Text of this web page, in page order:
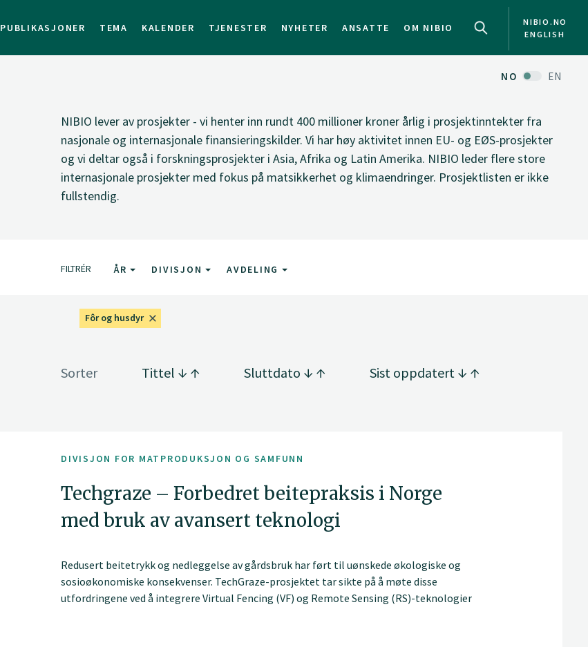
PUBLIKASJONER TEMA KALENDER TJENESTER NYHETER ANSATTE OM NIBIO
NIBIO.NO
ENGLISH
NO EN
NIBIO lever av prosjekter - vi henter inn rundt 400 millioner kroner årlig i prosjektinntekter fra
nasjonale og internasjonale finansieringskilder. Vi har høy aktivitet innen EU- og EØS-prosjekter
og vi deltar også i forskningsprosjekter i Asia, Afrika og Latin Amerika. NIBIO leder flere store
internasjonale prosjekter med fokus på matsikkerhet og klimaendringer. Prosjektlisten er ikke
fullstendig.
FILTRÉR ÅR DIVISJON AVDELING
Fôr og husdyr
Sorter Tittel Sluttdato Sist oppdatert
DIVISJON FOR MATPRODUKSJON OG SAMFUNN
Techgraze – Forbedret beitepraksis i Norge
med bruk av avansert teknologi
Redusert beitetrykk og nedleggelse av gårdsbruk har ført til uønskede økologiske og
sosioøkonomiske konsekvenser. TechGraze-prosjektet tar sikte på å møte disse
utfordringene ved å integrere Virtual Fencing (VF) og Remote Sensing (RS)-teknologier